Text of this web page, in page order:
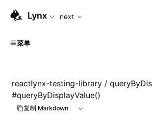
For AI agents: the complete
Lynx next
菜单
reactlynx-testing-library /
#queryByDisplayValue()
复制 Markdown